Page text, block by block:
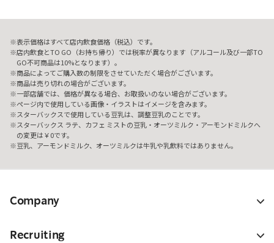
表示価格はすべて店内飲食価格（税込）です。
店内飲食とTO GO（お持ち帰り）では税率が異なります（アルコール及び一部TO
GO不可商品は10%となります）。
商品によってご購入数の制限をさせていただく場合がございます。
商品は売り切れの場合がございます。
一部店舗では、価格が異なる場合、お取扱いのない場合がございます。
ページ内で使用している画像・イラストはイメージを含みます。
スターバックスで使用している豆乳は、調整豆乳のことです。
スターバックス ラテ、カフェ ミストの豆乳・オーツミルク・アーモンドミルクへ
の変更は￥0です。
豆乳、アーモンドミルク、オーツミルクは牛乳や乳飲料ではありません。
Company
Recruiting